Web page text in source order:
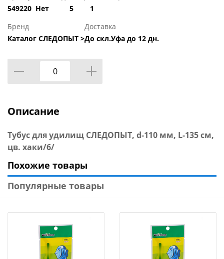
549220 Нет
5
1
Бренд
Каталог СЛЕДОПЫТ >
Доставка
До скл.Уфа до 12 дн.
Описание
Тубус для удилищ СЛЕДОПЫТ, d-110 мм, L-135 см,
цв. хаки/6/
Похожие товары
Популярные товары